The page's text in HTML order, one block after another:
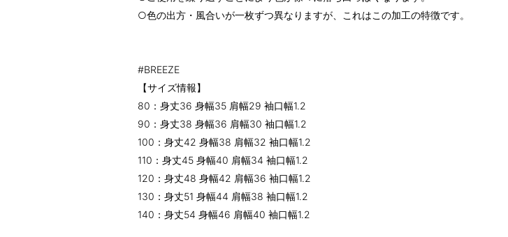
○色の出方・風合いが一枚ずつ異なりますが、これはこの加工の特徴です。
#BREEZE
【サイズ情報】
80：身丈36 身幅35 肩幅29 袖口幅1.2
90：身丈38 身幅36 肩幅30 袖口幅1.2
100：身丈42 身幅38 肩幅32 袖口幅1.2
110：身丈45 身幅40 肩幅34 袖口幅1.2
120：身丈48 身幅42 肩幅36 袖口幅1.2
130：身丈51 身幅44 肩幅38 袖口幅1.2
140：身丈54 身幅46 肩幅40 袖口幅1.2